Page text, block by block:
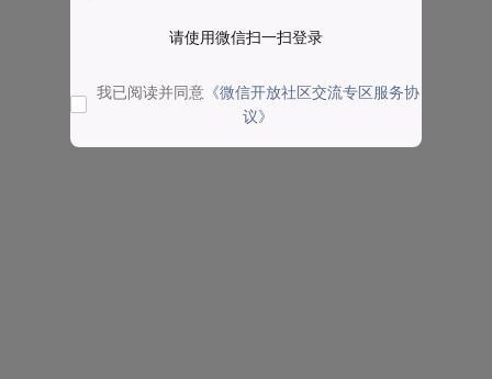
请使用微信扫一扫登录
我已阅读并同意 《微信开放社区交流专区服务协
议》